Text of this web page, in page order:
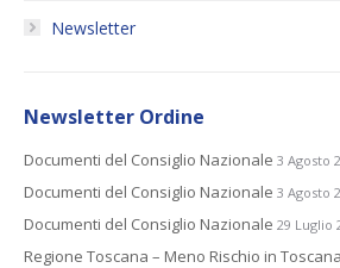
Newsletter
Newsletter Ordine
Documenti del Consiglio Nazionale 3 Agosto
Documenti del Consiglio Nazionale 3 Agosto
Documenti del Consiglio Nazionale 29 Luglio
Regione Toscana – Meno Rischio in Toscana